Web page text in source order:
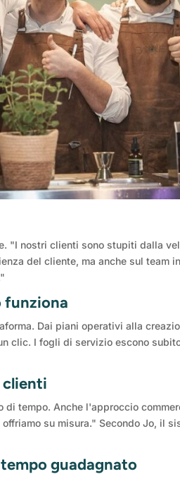
"I nostri clienti sono stupiti dalla
del cliente, ma anche sul team
funziona
Dai piani operativi alla
clic. I fogli di servizio escono
clienti
tempo. Anche l'approccio
su misura." Secondo Jo, il
guadagnato